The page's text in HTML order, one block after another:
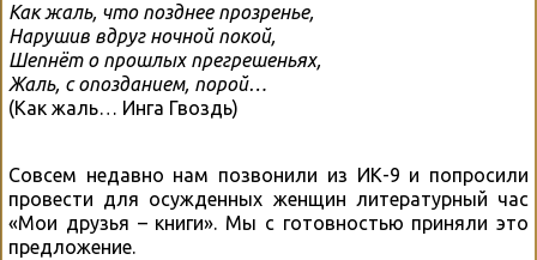
Как жаль, что позднее прозренье,
Нарушив вдруг ночной покой,
Шепнёт о прошлых прегрешеньях,
Жаль, с опозданием, порой…
(Как жаль… Инга Гвоздь)
Совсем недавно нам позвонили из ИК-9 и попросили
провести для осужденных женщин литературный час
«Мои друзья – книги». Мы с готовностью приняли это
предложение.